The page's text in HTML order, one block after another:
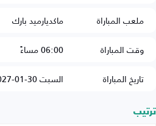
ملعب المباراة
ماكديارميد بارك
وقت المباراة
06:00 مساءً
تاريخ المباراة
السبت 30-01-2027
ترتيب